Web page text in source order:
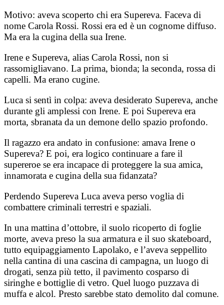
Motivo: aveva scoperto chi era Supereva. Faceva di
nome Carola Rossi. Rossi era ed è un cognome diffuso.
Ma era la cugina della sua Irene.
Irene e Supereva, alias Carola Rossi, non si
rassomigliavano. La prima, bionda; la seconda, rossa di
capelli. Ma erano cugine.
Luca si sentì in colpa: aveva desiderato Supereva, anche
durante gli amplessi con Irene. E poi Supereva era
morta, sbranata da un demone dello spazio profondo.
Il ragazzo era andato in confusione: amava Irene o
Supereva? E poi, era logico continuare a fare il
supereroe se era incapace di proteggere la sua amica,
innamorata e cugina della sua fidanzata?
Perdendo Supereva Luca aveva perso voglia di
combattere criminali terrestri e spaziali.
In una mattina d’ottobre, il suolo ricoperto di foglie
morte, aveva preso la sua armatura e il suo skateboard,
tutto equipaggiamento Lapolako, e l’aveva seppellito
nella cantina di una cascina di campagna, un luogo di
drogati, senza più tetto, il pavimento cosparso di
siringhe e bottiglie di vetro. Quel luogo puzzava di
muffa e alcol. Presto sarebbe stato demolito dal comune.